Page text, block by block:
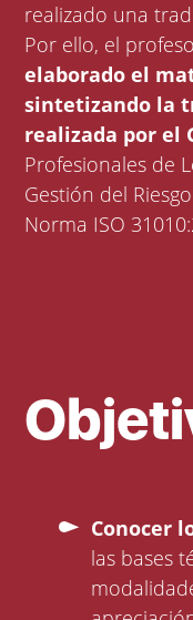
realizado una
Por ello, el
elaborado el
sintetizando la
realizada por el
Profesionales de
Gestión del
Norma ISO
Conocer
las bases